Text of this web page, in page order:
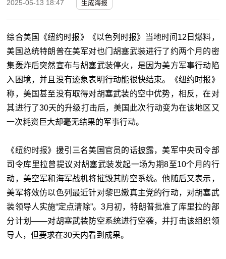
2025-05-13 18:47 生成海报
综合美国《纽约时报》《以色列时报》当地时间12日爆料，
美国总统特朗普在美军对也门胡塞武装进行了约两个月的密
集轰炸后突然宣布与胡塞武装停火，是因为美方军事行动陷
入困境，并且没有迹象表明行动能很快结束。《纽约时报》
称，美国甚至没有取得对胡塞武装的空中优势，相反，在对
其进行了30天的升级打击后，美国此次行动变为在该地区又
一次耗资巨大却毫无结果的军事行动。
《纽约时报》援引三名美国官员的话披露，美军中央司令部
司令库里拉曾提议对胡塞武装发起一场为期8至10个月的行
动，美空军和海军战机将摧毁其防空系统。他随后又表示，
美军将效仿以色列最近针对黎巴嫩真主党的行动，对胡塞武
装领导人实施“定点清除”。3月初，特朗普批准了库里拉的部
分计划——对胡塞武装防空系统进行空袭，并打击该组织领
导人，但要求在30天内看到成果。